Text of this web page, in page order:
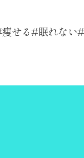
痩せる 眠れない